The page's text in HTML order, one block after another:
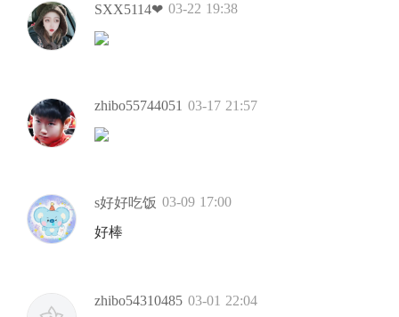
SXX5114❤︎ 03-22 19:38
zhibo55744051 03-17 21:57
s好好吃饭 03-09 17:00
好棒
zhibo54310485 03-01 22:04